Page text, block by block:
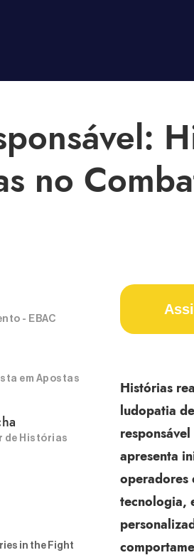
no
- EBAC
em Apostas
de Histórias
in the Fight
Histórias
ludopatia
apresenta
operadores
tecnologia,